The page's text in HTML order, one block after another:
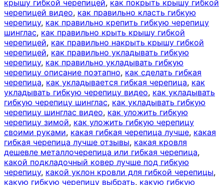
крышу гибкой черепицей, как покрыть крышу гибкой
черепицей видео, как правильно класть гибкую
черепицу, как правильно крепить гибкую черепицу
шинглас, как правильно крыть крышу гибкой
черепицей, как правильно накрыть крышу гибкой
черепицей, как правильно укладывать гибкую
черепицу, как правильно укладывать гибкую
черепицу описание поэтапно, как сделать гибкая
черепица, как укладывается гибкая черепица, как
укладывать гибкую черепицу видео, как укладывать
гибкую черепицу шинглас, как укладывать гибкую
черепицу шинглас видео, как уложить гибкую
черепицу зимой, как уложить гибкую черепицу
своими руками, какая гибкая черепица лучше, какая
гибкая черепица лучше отзывы, какая кровля
дешевле металлочерепица или гибкая черепица,
какой подкладочный ковер лучше под гибкую
черепицу, какой уклон кровли для гибкой черепицы,
какую гибкую черепицу выбрать, какую гибкую